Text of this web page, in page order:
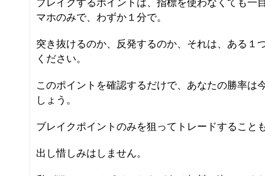
ブレイクするポイントは、指標を使わなくても一
マホのみで、わずか１分で。
突き抜けるのか、反発するのか、それは、ある１
ください。
このポイントを確認するだけで、あなたの勝率は
しょう。
ブレイクポイントのみを狙ってトレードすること
出し惜しみはしません。